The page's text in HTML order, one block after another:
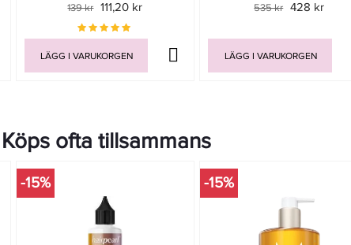
139 kr 111,20 kr
LÄGG I VARUKORGEN
535 kr 428 kr
LÄGG I VARUKORGEN
Köps ofta tillsammans
-15% -15%